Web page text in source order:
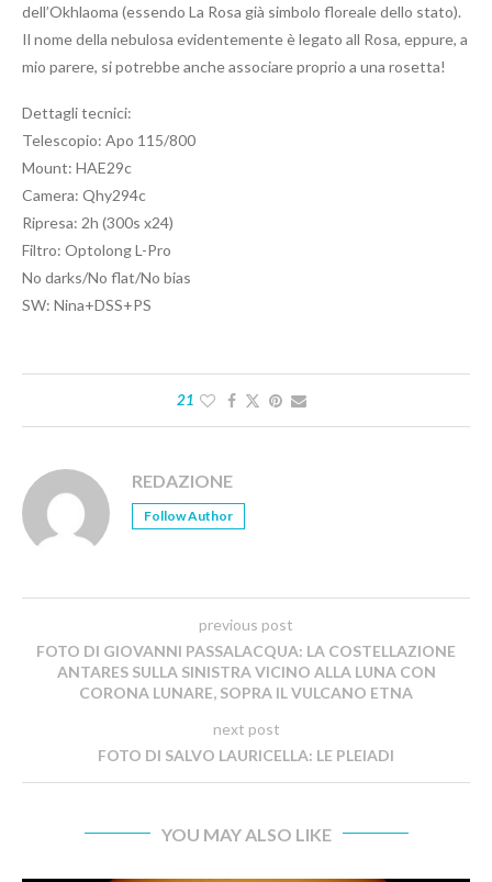
dell’Okhlaoma (essendo La Rosa già simbolo floreale dello stato).
Il nome della nebulosa evidentemente è legato all Rosa, eppure, a
mio parere, si potrebbe anche associare proprio a una rosetta!
Dettagli tecnici:
Telescopio: Apo 115/800
Mount: HAE29c
Camera: Qhy294c
Ripresa: 2h (300s x24)
Filtro: Optolong L-Pro
No darks/No flat/No bias
SW: Nina+DSS+PS
21
REDAZIONE
Follow Author
previous post
FOTO DI GIOVANNI PASSALACQUA: LA COSTELLAZIONE
ANTARES SULLA SINISTRA VICINO ALLA LUNA CON
CORONA LUNARE, SOPRA IL VULCANO ETNA
next post
FOTO DI SALVO LAURICELLA: LE PLEIADI
YOU MAY ALSO LIKE